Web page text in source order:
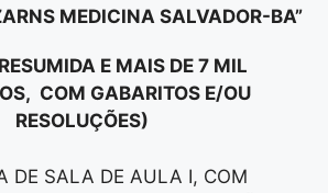
MEDICINA SALVADOR-BA”
E MAIS DE 7 MIL
COM GABARITOS E/OU
RESOLUÇÕES)
DE SALA DE AULA I, COM